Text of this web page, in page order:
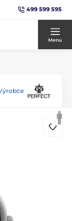
499 599 595
Menu